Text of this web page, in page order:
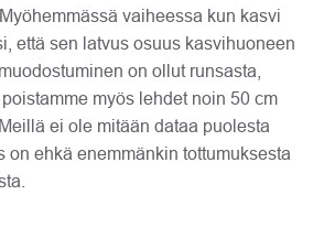
vaiheessa kun kasvi
että sen latvus osuus kasvihuoneen
on ollut runsasta,
myös lehdet noin 50 cm
ei ole mitään dataa puolesta
on ehkä enemmänkin tottumuksesta